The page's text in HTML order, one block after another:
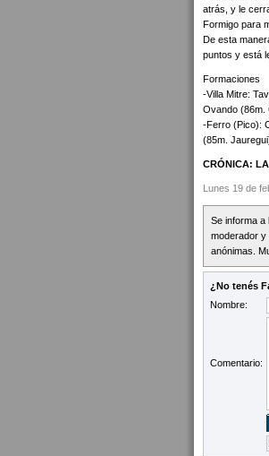
atrás, y le
Formigo para
De esta
puntos y está
Formaciones
-Villa Mitre:
Ovando (86m.
-Ferro (Pico):
(85m.
CRÓNICA:
Lunes 19 de
Se informa a
moderador y
anónimas.
¿No tenés
Nombre:
Comentario: